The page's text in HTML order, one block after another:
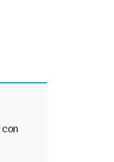
con